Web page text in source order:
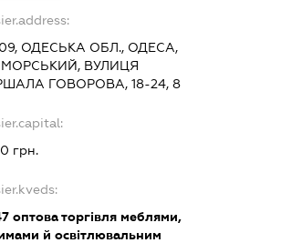
ОДЕСЬКА ОБЛ., ОДЕСА,
ВУЛИЦЯ
ГОВОРОВА, 18-24, 8
грн.
оптова торгівля меблями,
й освітлювальним